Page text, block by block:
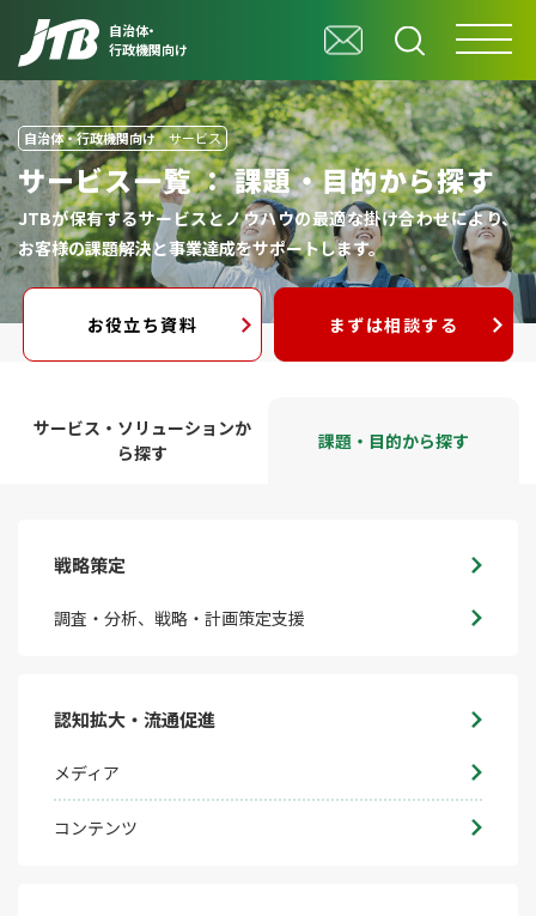
自治体・
行政機関向け
自治体・行政機関向け サービス
サービス一覧 ： 課題・目的から探す
JTBが保有するサービスとノウハウの最適な掛け合わせにより、
お客様の課題解決と事業達成をサポートします。
お役立ち資料 まずは相談する
サービス・ソリューションか
ら探す
課題・目的から探す
戦略策定
調査・分析、戦略・計画策定支援
認知拡大・流通促進
メディア
コンテンツ